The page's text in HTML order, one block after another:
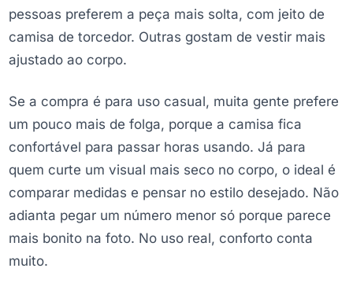
pessoas preferem a peça mais solta, com jeito de
camisa de torcedor. Outras gostam de vestir mais
ajustado ao corpo.
Se a compra é para uso casual, muita gente prefere
um pouco mais de folga, porque a camisa fica
confortável para passar horas usando. Já para
quem curte um visual mais seco no corpo, o ideal é
comparar medidas e pensar no estilo desejado. Não
adianta pegar um número menor só porque parece
mais bonito na foto. No uso real, conforto conta
muito.